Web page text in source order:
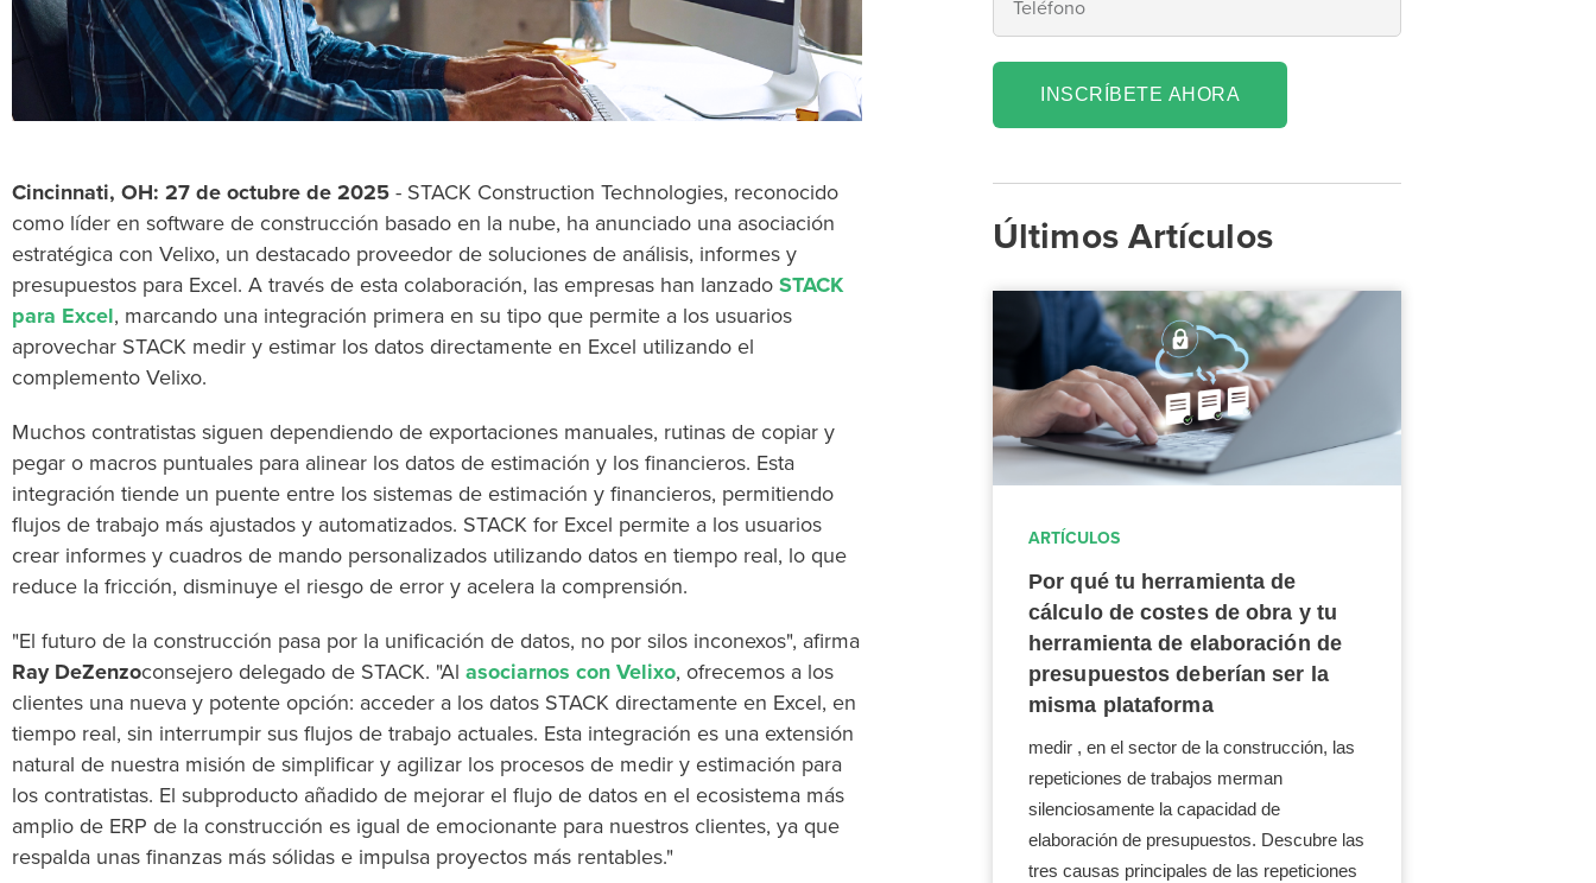
Cincinnati, OH: 27 de octubre de 2025 - STACK Construction Technologies, reconocido
como líder en software de construcción basado en la nube, ha anunciado una asociación
estratégica con Velixo, un destacado proveedor de soluciones de análisis, informes y
presupuestos para Excel. A través de esta colaboración, las empresas han lanzado STACK
para Excel, marcando una integración primera en su tipo que permite a los usuarios
aprovechar STACK medir y estimar los datos directamente en Excel utilizando el
complemento Velixo.
Muchos contratistas siguen dependiendo de exportaciones manuales, rutinas de copiar y
pegar o macros puntuales para alinear los datos de estimación y los financieros. Esta
integración tiende un puente entre los sistemas de estimación y financieros, permitiendo
flujos de trabajo más ajustados y automatizados. STACK for Excel permite a los usuarios
crear informes y cuadros de mando personalizados utilizando datos en tiempo real, lo que
reduce la fricción, disminuye el riesgo de error y acelera la comprensión.
"El futuro de la construcción pasa por la unificación de datos, no por silos inconexos", afirma
Ray DeZenzoconsejero delegado de STACK. "Al asociarnos con Velixo, ofrecemos a los
clientes una nueva y potente opción: acceder a los datos STACK directamente en Excel, en
tiempo real, sin interrumpir sus flujos de trabajo actuales. Esta integración es una extensión
natural de nuestra misión de simplificar y agilizar los procesos de medir y estimación para
los contratistas. El subproducto añadido de mejorar el flujo de datos en el ecosistema más
amplio de ERP de la construcción es igual de emocionante para nuestros clientes, ya que
respalda unas finanzas más sólidas e impulsa proyectos más rentables."
INSCRÍBETE AHORA
Últimos Artículos
ARTÍCULOS
Por qué tu herramienta de
cálculo de costes de obra y tu
herramienta de elaboración de
presupuestos deberían ser la
misma plataforma
medir , en el sector de la construcción, las
repeticiones de trabajos merman
silenciosamente la capacidad de
elaboración de presupuestos. Descubre las
tres causas principales de las repeticiones